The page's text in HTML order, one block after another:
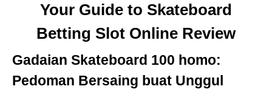
Your Guide to Skateboard
Betting Slot Online Review
Gadaian Skateboard 100 homo:
Pedoman Bersaing buat Unggul